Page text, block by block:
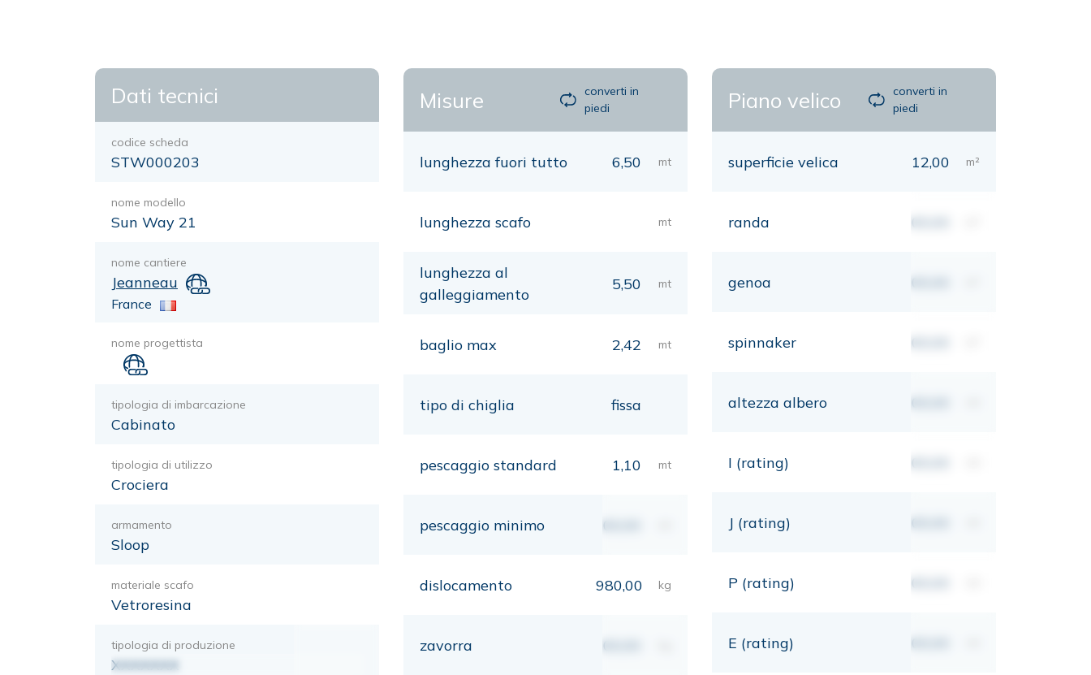
Dati tecnici
codice scheda
STW000203
nome modello
Sun Way 21
nome cantiere
Jeanneau
France
nome progettista
tipologia di imbarcazione
Cabinato
tipologia di utilizzo
Crociera
armamento
Sloop
materiale scafo
Vetroresina
tipologia di produzione
XXXXXXX
Misure
converti in
piedi
lunghezza fuori tutto 6,50 mt
lunghezza scafo mt
lunghezza al
galleggiamento
5,50 mt
baglio max 2,42 mt
tipo di chiglia fissa
pescaggio standard 1,10 mt
pescaggio minimo 00,00
dislocamento 980,00 kg
zavorra 00,00
Piano velico
converti in
piedi
superficie velica 12,00 m²
randa 00,00
genoa 00,00
spinnaker 00,00
altezza albero 00,00
I (rating) 00,00
J (rating) 00,00
P (rating) 00,00
E (rating) 00,00